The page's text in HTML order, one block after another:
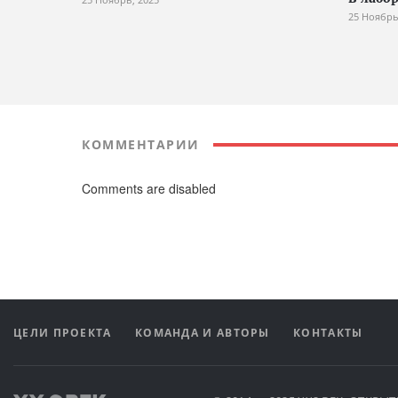
25
КОММЕНТАРИИ
Comments are disabled
ЦЕЛИ ПРОЕКТА КОМАНДА И АВТОРЫ КОНТАКТЫ